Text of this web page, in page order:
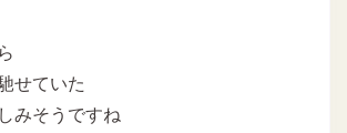
せていた
みそうですね